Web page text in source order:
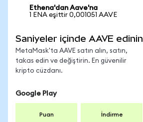
Ethena'dan Aave'na
1 ENA eşittir 0,001051 AAVE
Saniyeler içinde AAVE edinin
MetaMask'ta AAVE satın alın, satın,
takas edin ve değiştirin. En güvenilir
kripto cüzdanı.
Google Play
Puan İndirme